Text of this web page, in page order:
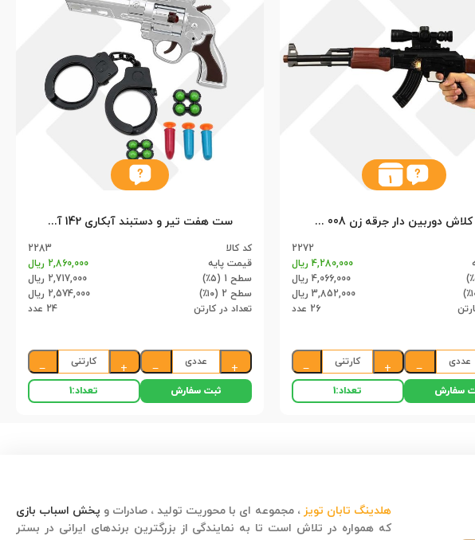
1
ست کلاش دوربین دار جرقه زن 008 آهو (26)
2272
4,280,000 ریال
4,066,000 ریال
3,852,000 ریال
26 عدد
عددی
−
+
کارتنی
−
سفارش تعداد:1
ست هفت تیر و دستبند آبکاری 142 آهو (24)
کد کالا
2283
قیمت پایه
2,860,000 ریال
سطح 1 (۵٪)
2,717,000 ریال
سطح 2 (۱۰٪)
2,574,000 ریال
تعداد در کارتن
24 عدد
+
عددی
−
+
کارتنی
−
ثبت سفارش تعداد:1
هلدینگ تابان تویز ، مجموعه ای با محوریت تولید ، صادرات و پخش اسباب بازی
که همواره در تلاش است تا به نمایندگی از بزرگترین برندهای ایرانی در بستر